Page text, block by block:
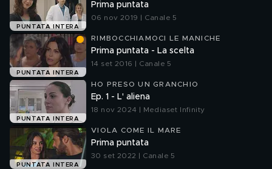
PUNTATA INTERA
Prima puntata
06 nov 2019 | Canale 5
PUNTATA INTERA
RIMBOCCHIAMOCI LE MANICHE
Prima puntata - La scelta
14 set 2016 | Canale 5
PUNTATA INTERA
HO PRESO UN GRANCHIO
Ep. 1 - L' aliena
18 nov 2024 | Mediaset Infinity
PUNTATA INTERA
VIOLA COME IL MARE
Prima puntata
30 set 2022 | Canale 5